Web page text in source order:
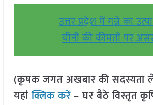
उत्तर प्रदेश में गन्ने का
चीनी की कीमतों पर
(कृषक जगत अखबार की सदस्यता
यहांक्लिक करें– घर बैठे विस्तृत